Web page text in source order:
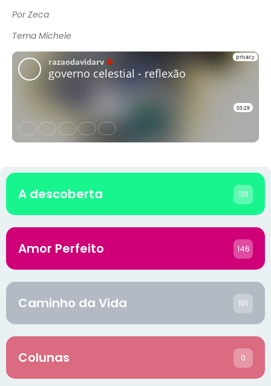
Por Zeca
Tema Michele
A descoberta 101
Amor Perfeito 146
Caminho da Vida 101
Colunas 0